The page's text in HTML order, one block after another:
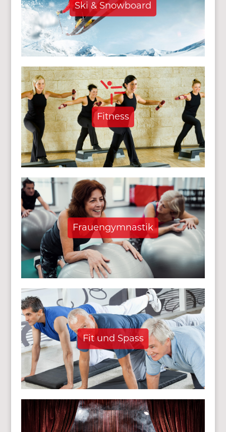
Ski & Snowboard
Fitness
Frauengymnastik
Fit und Spass